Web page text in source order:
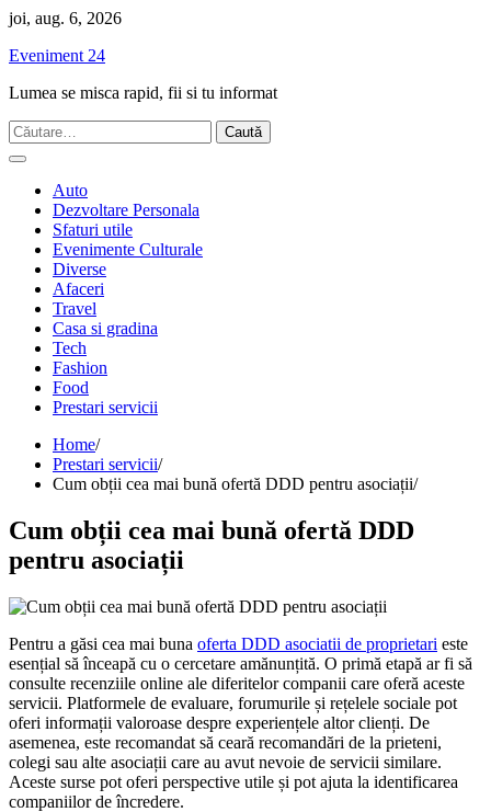
Skip
content
joi, aug. 6, 2026
Eveniment 24
Lumea se misca rapid, fii si tu informat
Caută
după:
Auto
Dezvoltare Personala
Sfaturi utile
Evenimente Culturale
Diverse
Afaceri
Travel
Casa si gradina
Tech
Fashion
Food
Prestari servicii
Home
Prestari servicii
Cum obții cea mai bună ofertă DDD pentru asociații
Cum obții cea mai bună ofertă DDD
pentru asociații
Pentru a găsi cea mai buna oferta DDD asociatii de proprietari este
esențial să înceapă cu o cercetare amănunțită. O primă etapă ar fi să
consulte recenziile online ale diferitelor companii care oferă aceste
servicii. Platformele de evaluare, forumurile și rețelele sociale pot
oferi informații valoroase despre experiențele altor clienți. De
asemenea, este recomandat să ceară recomandări de la prieteni,
colegi sau alte asociații care au avut nevoie de servicii similare.
Aceste surse pot oferi perspective utile și pot ajuta la identificarea
companiilor de încredere.